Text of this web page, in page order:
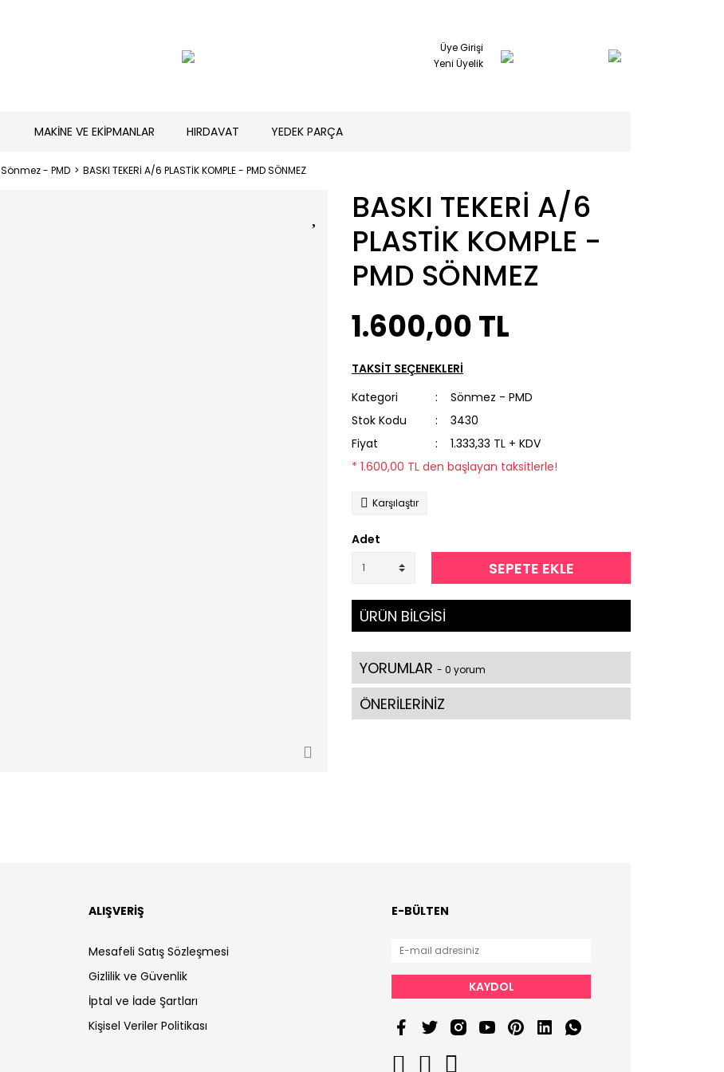
Üye Girişi
Yeni Üyelik
MAKİNE VE EKİPMANLAR HIRDAVAT YEDEK PARÇA
Sönmez - PMD BASKI TEKERİ A/6 PLASTİK KOMPLE - PMD SÖNMEZ
BASKI TEKERİ A/6
PLASTİK KOMPLE -
PMD SÖNMEZ
1.600,00 TL
TAKSİT SEÇENEKLERİ
Kategori
Sönmez - PMD
Stok Kodu
3430
Fiyat
1.333,33 TL + KDV
* 1.600,00 TL den başlayan taksitlerle!
Karşılaştır
Adet
SEPETE EKLE
ÜRÜN BİLGİSİ
YORUMLAR - 0 yorum
ÖNERİLERİNİZ
ALIŞVERİŞ
Mesafeli Satış Sözleşmesi
Gizlilik ve Güvenlik
İptal ve İade Şartları
Kişisel Veriler Politikası
E-BÜLTEN
KAYDOL